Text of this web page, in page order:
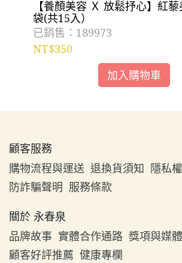
【養顏美容 Ｘ 放鬆抒心】紅
袋(共15入）
已銷售：189973
NT$350
加入購物車
顧客服務
購物流程與運送 退換貨須知 隱私
防詐騙聲明 服務條款
關於 永春泉
品牌故事 實體合作通路 獎項與媒
顧客好評推薦 健康專欄